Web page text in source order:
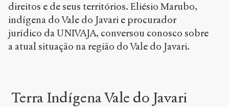
direitos e de seus territórios. Eliésio Marubo,
indígena do Vale do Javari e procurador
jurídico da UNIVAJA, conversou conosco sobre
a atual situação na região do Vale do Javari.
Terra Indígena Vale do Javari